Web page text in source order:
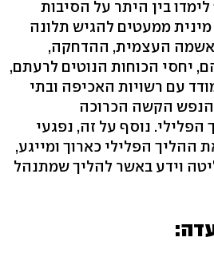
בין היתר על הסיבות
מינית ממעטים להגיש תלונה
העצמית, ההדחקה,
יחסי הכוחות הנוטים לרעתם,
עם רשויות האכיפה ובתי
הקשה הכרוכה
נוסף על זה, נפגעי
ההליך הפלילי כארוך ומייגע,
וידע באשר להליך שמתנהל